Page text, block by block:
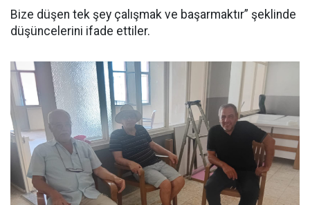
Bize düşen tek şey çalışmak ve başarmaktır” şeklinde
düşüncelerini ifade ettiler.